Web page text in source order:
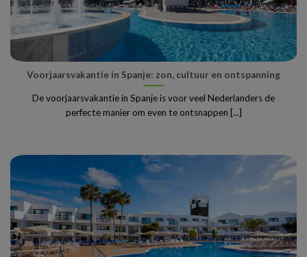
Voorjaarsvakantie in Spanje: zon, cultuur en ontspanning
De voorjaarsvakantie in Spanje is voor veel Nederlanders de
perfecte manier om even te ontsnappen [...]